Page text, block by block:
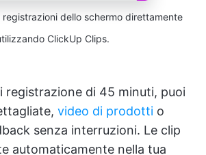
dello schermo direttamente
ClickUp Clips.
registrazione di 45 minuti, puoi
video di prodotti o
senza interruzioni. Le clip
automaticamente nella tua